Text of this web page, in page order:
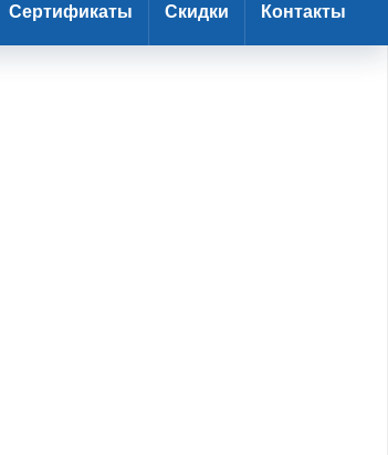
Сертификаты Скидки Контакты